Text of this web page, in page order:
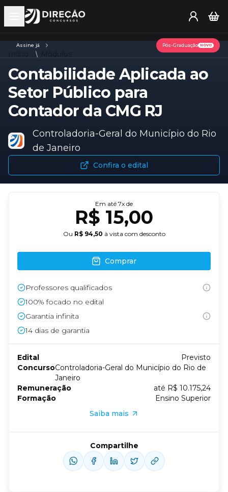
Open main menu
Assine já Pós-Graduação NOVO
Contabilidade Aplicada ao
Setor Público para
Contador da CMG RJ
Controladoria-Geral do Município do Rio
de Janeiro
Confira o edital
Em até 7x de
R$ 15,00
Ou R$ 94,50 à vista com desconto
Comprar
Professores qualificados
100% focado no edital
Garantia infinita
14 dias de garantia
Edital
Previsto
ConcursoControladoria-Geral do Município do Rio de
Janeiro
Remuneração
até R$ 10.175,24
Formação
Ensino Superior
Saiba mais
Compartilhe